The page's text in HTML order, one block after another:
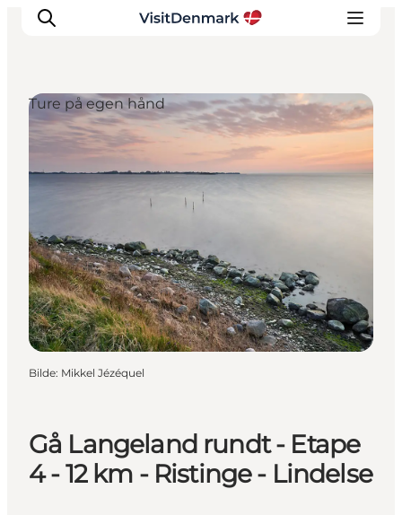
Inspirasjon
Reisemål
Overnatting
Planlegg reisen
Gå Langeland rundt - Etape
4 - 12 km - Ristinge - Lindelse
Ture på egen hånd
Bilde: Mikkel Jézéquel